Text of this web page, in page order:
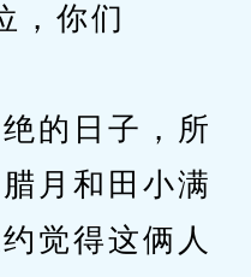
，你们
的日子，所
月和田小满
觉得这俩人